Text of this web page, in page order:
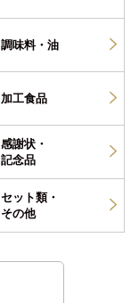
調味料・ 油
加工食品
感謝状・
記念品
セット類・
その他